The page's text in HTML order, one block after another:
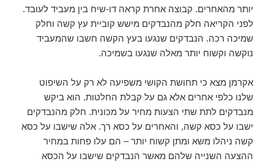
יותר מהאחרים. קבוצה אחרת קראה דו-שיח בין מעביד לעובד.
לפני הקריאה חלק מהנבדקים מישש קוביית עץ קשה וחלק
שמיכה רכה. הנבדקים שנגעו בעץ הקשה חשבו שהמעביד
נוקשה וקשוח יותר מאלה שנגעו בשמיכה.
אקרמן מצא כי תחושת הקושי משפיעה לא רק על השיפוט
שלנו כלפי אחרים אלא גם על קבלת החלטות. הוא ביקש
מנבדקים לתת שתי הצעות מחיר על מכונית. חלק מהנבדקים
ישבו על כסא קשה, והאחרים על כסא רך. אלה שישבו על כסא
קשה ניהלו משא ומתן קשוח יותר – הם עלו פחות במחיר
ההצעה השנייה שלהם מאשר הנבדקים שישבו על הכסא